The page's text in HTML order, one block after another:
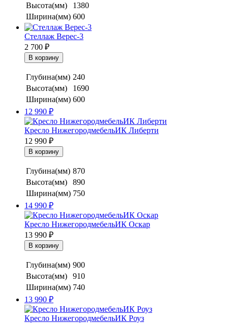
Высота(мм)
1380
Ширина(мм) 600
Стеллаж Верес-3
2 700 ₽
Глубина(мм) 240
Высота(мм)
1690
Ширина(мм) 600
12 990 ₽
Кресло НижегородмебельИК Либерти
12 990 ₽
Глубина(мм) 870
Высота(мм)
890
Ширина(мм) 750
14 990 ₽
Кресло НижегородмебельИК Оскар
13 990 ₽
Глубина(мм) 900
Высота(мм)
910
Ширина(мм) 740
13 990 ₽
Кресло НижегородмебельИК Роуз